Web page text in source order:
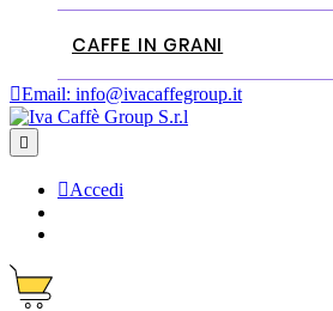
CAFFE IN GRANI
Email: info@ivacaffegroup.it

Accedi